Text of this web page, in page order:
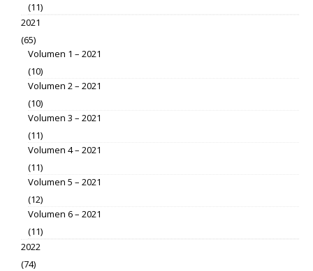
(11)
2021
(65)
Volumen 1 – 2021
(10)
Volumen 2 – 2021
(10)
Volumen 3 – 2021
(11)
Volumen 4 – 2021
(11)
Volumen 5 – 2021
(12)
Volumen 6 – 2021
(11)
2022
(74)